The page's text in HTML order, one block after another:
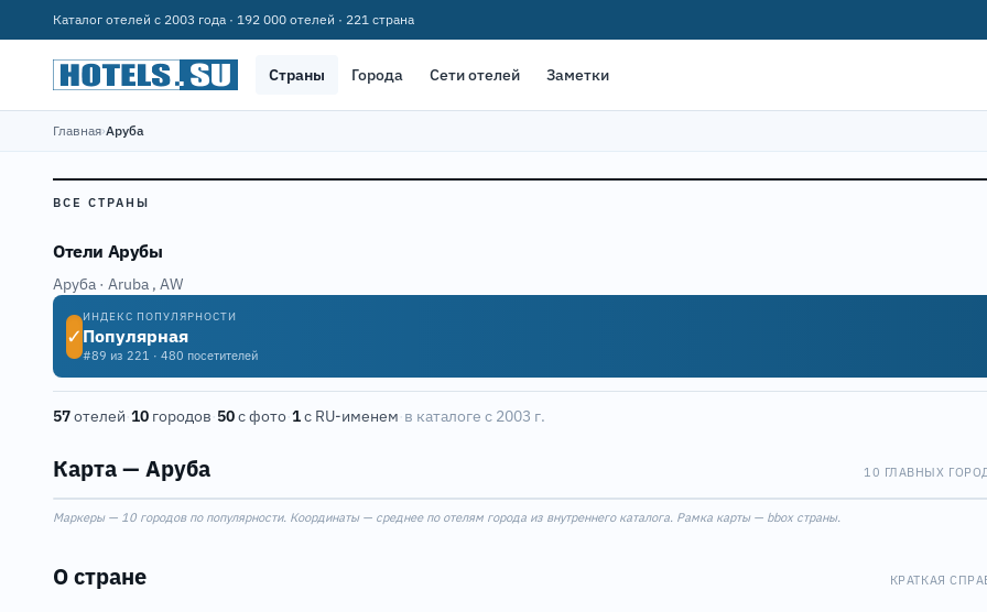
Каталог отелей с 2003 года · 192 000 отелей · 221 страна
Страны Города Сети отелей Заметки
Главная›Аруба
ВСЕ СТРАНЫ
Отели Арубы
Аруба · Aruba , AW
✓
ИНДЕКС ПОПУЛЯРНОСТИ
Популярная
#89 из 221 · 480 посетителей
57отелей·10 городов·50с фото·1с RU-именем·в каталоге с 2003 г.
Карта — Аруба 10 ГЛАВНЫХ
1 5
6
+
Маркеры — 10 городов по популярности. Координаты — среднее по отелям города из внутреннего каталога. Рамка карты — bbox страны.
О стране КРАТКАЯ